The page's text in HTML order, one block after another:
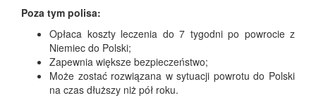
Poza tym polisa:
Opłaca koszty leczenia do 7 tygodni po powrocie z
Niemiec do Polski;
Zapewnia większe bezpieczeństwo;
Może zostać rozwiązana w sytuacji powrotu do Polski
na czas dłuższy niż pół roku.